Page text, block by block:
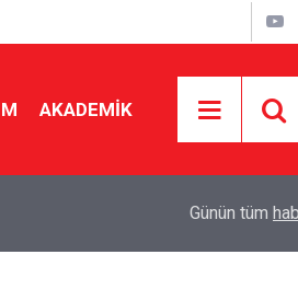
AKADEMİK
Seçmeli dersGünün tüm